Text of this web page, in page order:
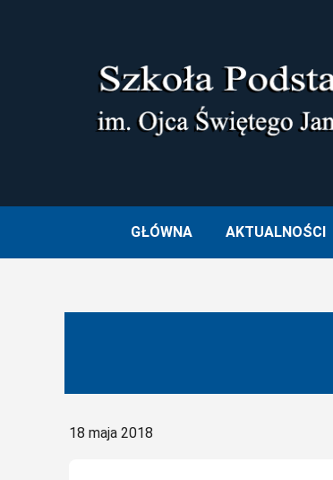
SZKOŁA
GŁÓWNA AKTUALNOŚCI
Posted
18 maja 2018